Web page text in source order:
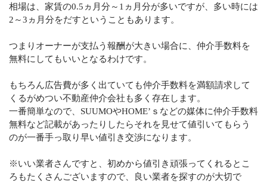
相場は、家賃の0.5ヵ月分～1ヵ月分が多いですが、多い時には
2～3ヵ月分をだすということもあります。
つまりオーナーが支払う報酬が大きい場合に、仲介手数料を
無料にしてもいいとなるわけです。
もちろん広告費が多く出ていても仲介手数料を満額請求して
くるがめつい不動産仲介会社も多く存在します。
一番簡単なので、SUUMOやHOME’ｓなどの媒体に仲介手数料
無料など記載があったりしたらそれを見せて値引いてもらう
のが一番手っ取り早い値引き交渉になります。
※いい業者さんですと、初めから値引き頑張ってくれるとこ
ろもたくさんございますので、良い業者を探すのが大切で